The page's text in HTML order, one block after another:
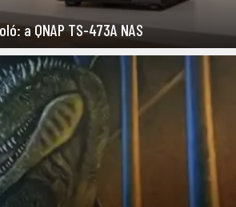
a QNAP TS-473A NAS